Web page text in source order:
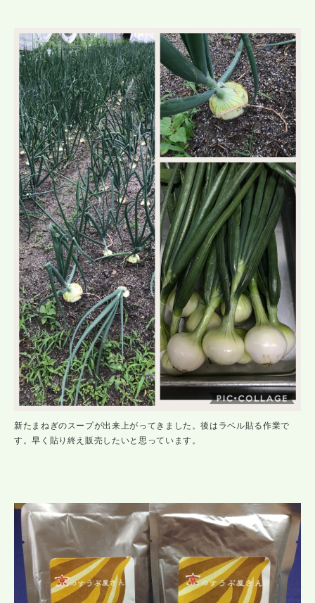
新たまねぎのスープが出来上がってきました。後はラベル貼る作業で
す。早く貼り終え販売したいと思っています。